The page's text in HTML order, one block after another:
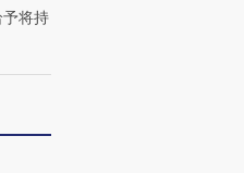
CFO：不靠规模取胜，华
住三大增长引擎是什么？
将持